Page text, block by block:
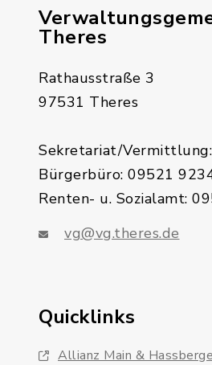
Theres
Rathausstraße 3
97531 Theres
Sekretariat/
Bürgerbüro: 09521
Renten- u. Sozialamt:
vg@vg.theres.de
Quicklinks
Allianz Main & Hassberge